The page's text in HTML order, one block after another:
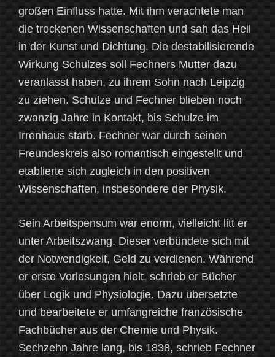
großen Einfluss hatte. Mit ihm verachtete man
die trockenen Wissenschaften und sah das Heil
in der Kunst und Dichtung. Die destabilisierende
Wirkung Schulzes soll Fechners Mutter dazu
veranlasst haben, zu ihrem Sohn nach Leipzig
zu ziehen. Schulze und Fechner blieben noch
zwanzig Jahre in Kontakt, bis Schulze im
Irrenhaus starb. Fechner war durch seinen
Freundeskreis also romantisch eingestellt und
etablierte sich zugleich in den positiven
Wissenschaften, insbesondere der Physik.
Sein Arbeitspensum war enorm, vielleicht litt er
unter Arbeitszwang. Dieser verbündete sich mit
der Notwendigkeit, Geld zu verdienen. Während
er erste Vorlesungen hielt, schrieb er Bücher
über Logik und Physiologie. Dazu übersetzte
und bearbeitete er umfangreiche französische
Fachbücher aus der Chemie und Physik.
Sechzehn Jahre lang, bis 1838, schrieb Fechner